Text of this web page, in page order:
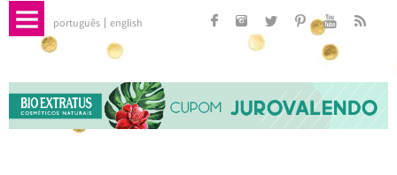
português english